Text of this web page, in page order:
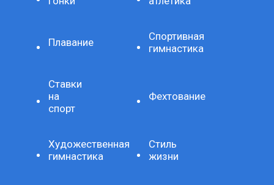
Плавание
Спортивная
гимнастика
Ставки
на
спорт
Фехтование
Художественная
гимнастика
Стиль
жизни